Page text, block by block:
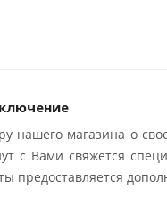
нашего магазина о
с Вами свяжется
предоставляется